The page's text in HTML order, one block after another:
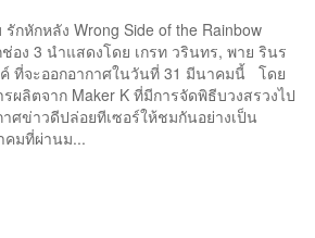
กหักหลัง Wrong Side of the Rainbow
อง 3 นำแสดงโดย เกรท วรินทร, พาย รินร
ที่จะออกอากาศในวันที่ 31 มีนาคมนี้ โดย
ผลิตจาก Maker K ที่มีการจัดพิธีบวงสรวงไป
ศข่าวดีปล่อยทีเซอร์ให้ชมกันอย่างเป็น
คมที่ผ่านม...